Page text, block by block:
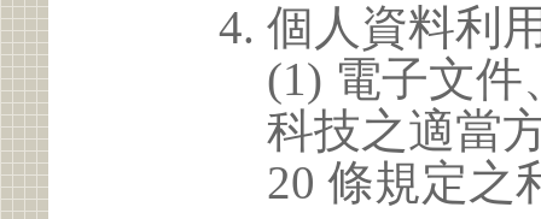
個人資料利
(1) 電子文
科技之適當
20 條規定之